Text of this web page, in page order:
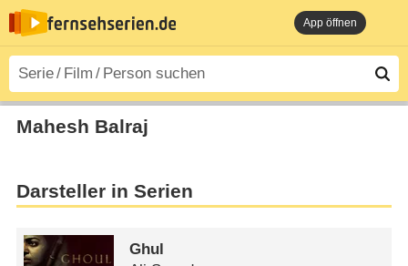
App öffnen
Mahesh Balraj
Darsteller in Serien
Ghul